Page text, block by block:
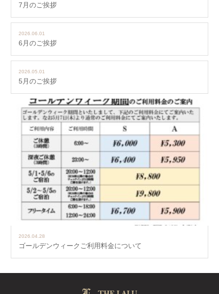
7月のご挨拶
2026.06.01
6月のご挨拶
2026.05.01
5月のご挨拶
2026.04.28
ゴールデンウィークご利用料金について